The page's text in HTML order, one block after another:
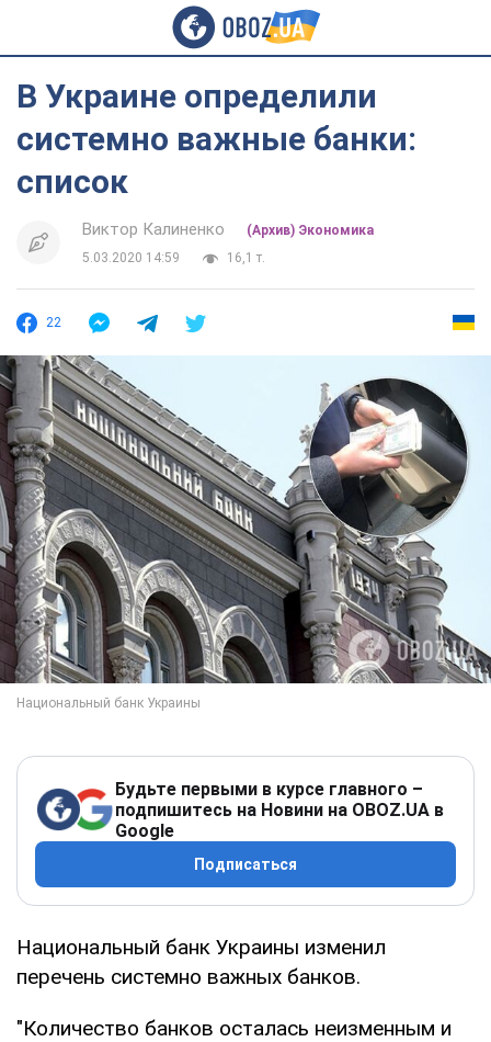
В Украине определили
системно важные банки:
список
Виктор Калиненко
(Архив) Экономика
5.03.2020 14:59
16,1 т.
22
Будьте первыми в курсе главного –
подпишитесь на Новини на OBOZ.UA в
Google
Подписаться
Национальный банк Украины изменил
перечень системно важных банков.
"Количество банков осталась неизменным и